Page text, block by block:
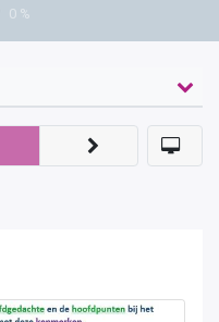
0 %